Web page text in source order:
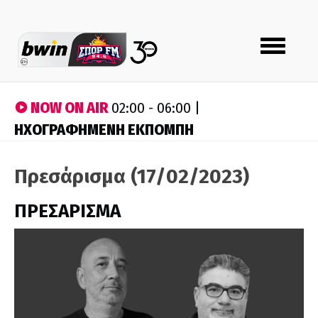
Toggle
navigation
NOW ON AIR02:00 - 06:00 |
ΗΧΟΓΡΑΦΗΜΕΝΗ ΕΚΠΟΜΠΗ
Πρεσάρισμα (17/02/2023)
ΠΡΕΣΑΡΙΣΜΑ